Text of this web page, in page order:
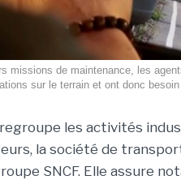
missions de maintenance, les
sur le terrain et ont donc
les activités
la société de
SNCF. Elle assure